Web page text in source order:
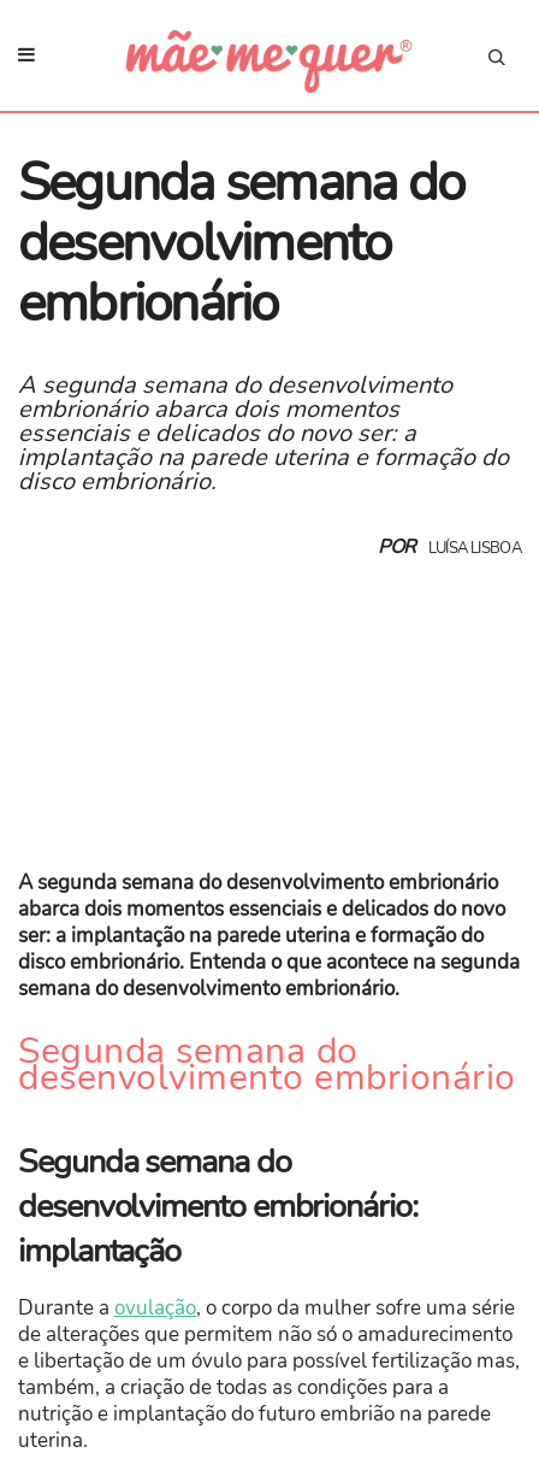
Segunda semana do
desenvolvimento
embrionário
A segunda semana do desenvolvimento
embrionário abarca dois momentos
essenciais e delicados do novo ser: a
implantação na parede uterina e formação do
disco embrionário.
POR LUÍSA LISBOA
A segunda semana do desenvolvimento embrionário
abarca dois momentos essenciais e delicados do novo
ser: a implantação na parede uterina e formação do
disco embrionário. Entenda o que acontece na segunda
semana do desenvolvimento embrionário.
Segunda semana do
desenvolvimento embrionário
Segunda semana do
desenvolvimento embrionário:
implantação
Durante a ovulação, o corpo da mulher sofre uma série
de alterações que permitem não só o amadurecimento
e libertação de um óvulo para possível fertilização mas,
também, a criação de todas as condições para a
nutrição e implantação do futuro embrião na parede
uterina.